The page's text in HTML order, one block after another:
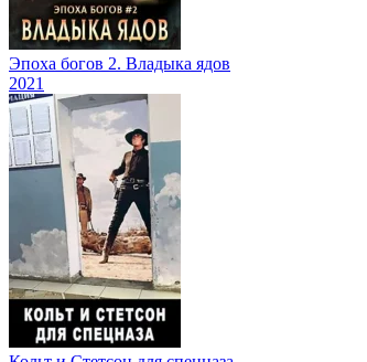
Эпоха богов 2. Владыка ядов
2021